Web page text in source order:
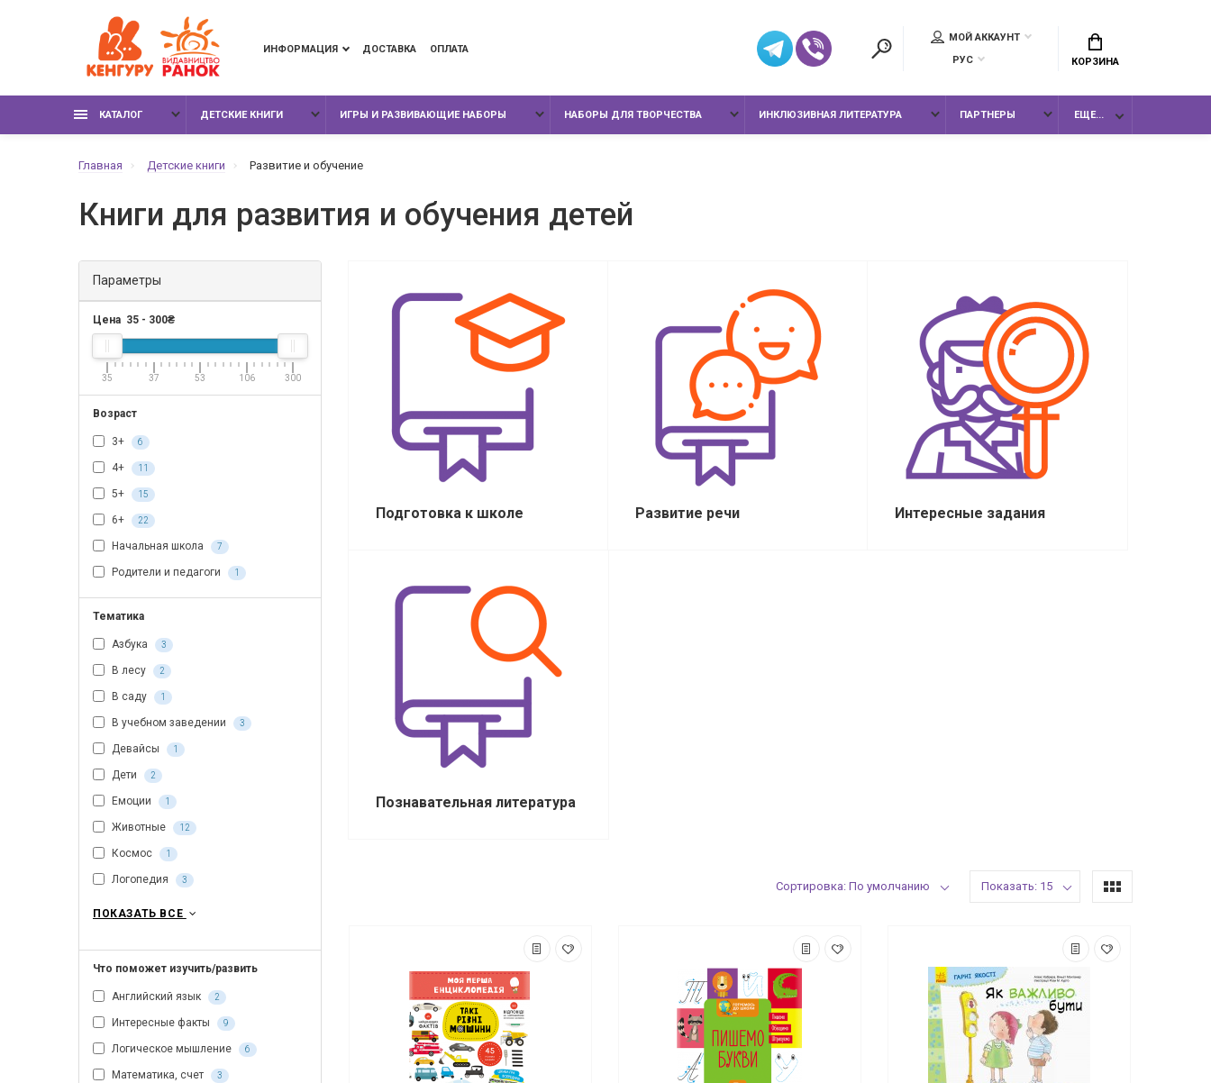
ИНФОРМАЦИЯ ДОСТАВКА ОПЛАТА
МОЙ АККАУНТ
РУС
КОРЗИНА
КАТАЛОГ ДЕТСКИЕ КНИГИ ИГРЫ И РАЗВИВАЮЩИЕ НАБОРЫ НАБОРЫ ДЛЯ ТВОРЧЕСТВА ИНКЛЮЗИВНАЯ ЛИТЕРАТУРА ПАРТНЕРЫ ЕЩЕ...
Главная Детские книги Развитие и обучение
Книги для развития и обучения детей
Параметры
Цена 35 - 300₴
35 37 53 106 300
Возраст
3+ 6
4+ 11
5+ 15
6+ 22
Начальная школа 7
Родители и педагоги 1
Тематика
Азбука 3
В лесу 2
В саду 1
В учебном заведении 3
Девайсы 1
Дети 2
Емоции 1
Животные 12
Космос 1
Логопедия 3
ПОКАЗАТЬ ВСЕ
Что поможет изучить/развить
Английский язык 2
Интересные факты 9
Логическое мышление 6
Математика, счет 3
Подготовка к школе Развитие речи Интересные задания
Познавательная литература
Сортировка: По умолчанию Показать: 15